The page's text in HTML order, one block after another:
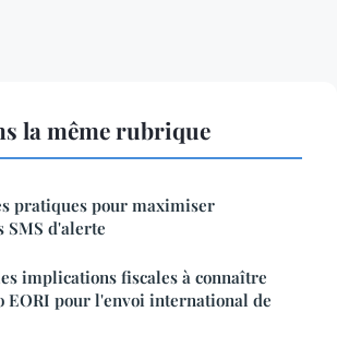
la même rubrique
pratiques pour maximiser
SMS d'alerte
implications fiscales à connaître
EORI pour l'envoi international de